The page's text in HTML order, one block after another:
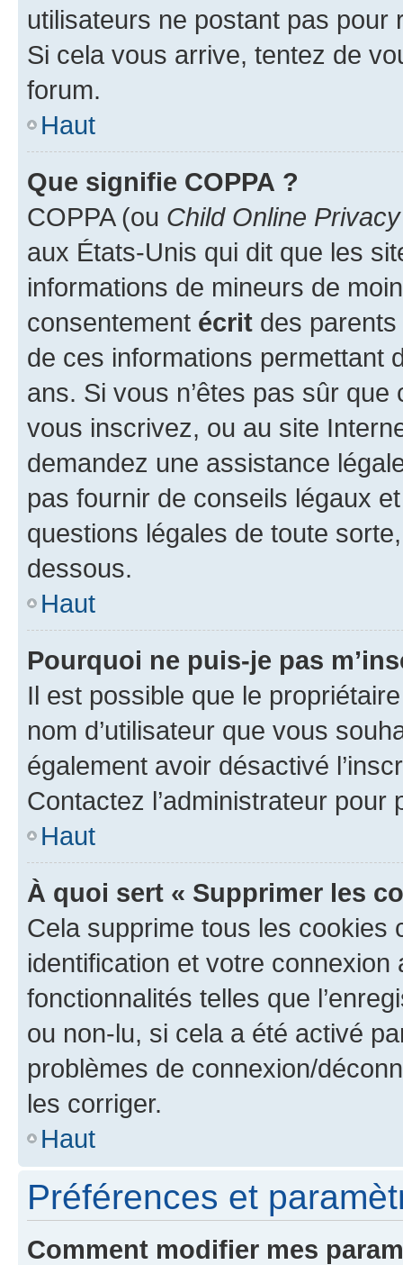
utilisateurs ne postant pas pour
Si cela vous arrive, tentez de
forum.
Haut
Que signifie COPPA ?
COPPA (ou Child Online
aux États-Unis qui dit que les
informations de mineurs de
consentement écrit des parents
de ces informations permettant
ans. Si vous n’êtes pas sûr
vous inscrivez, ou au site
demandez une assistance
pas fournir de conseils légaux
questions légales de toute
dessous.
Haut
Pourquoi ne puis-je pas
Il est possible que le
nom d’utilisateur que vous
également avoir désactivé
Contactez l’administrateur
Haut
À quoi sert « Supprimer les
Cela supprime tous les cookies
identification et votre
fonctionnalités telles que
ou non-lu, si cela a été activé
problèmes de connexion/
les corriger.
Haut
Préférences et
Comment modifier mes